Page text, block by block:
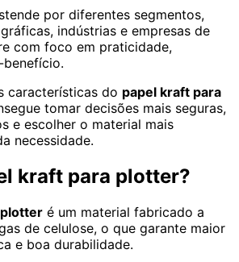
por diferentes segmentos,
indústrias e empresas de
com foco em praticidade,
características do papel kraft para
tomar decisões mais seguras,
e escolher o material mais
necessidade.
kraft para plotter?
é um material fabricado a
de celulose, o que garante maior
e boa durabilidade.